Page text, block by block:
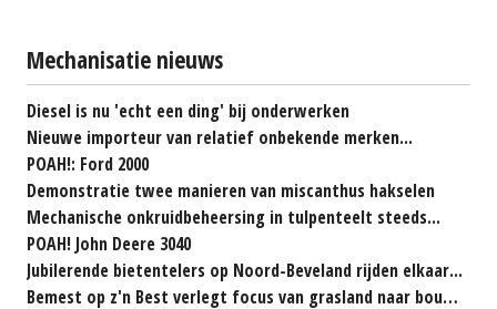
Mechanisatie nieuws
Diesel is nu 'echt een ding' bij onderwerken
Nieuwe importeur van relatief onbekende merken...
POAH!: Ford 2000
Demonstratie twee manieren van miscanthus hakselen
Mechanische onkruidbeheersing in tulpenteelt steeds...
POAH! John Deere 3040
Jubilerende bietentelers op Noord-Beveland rijden elkaar...
Bemest op z'n Best verlegt focus van grasland naar bouwland